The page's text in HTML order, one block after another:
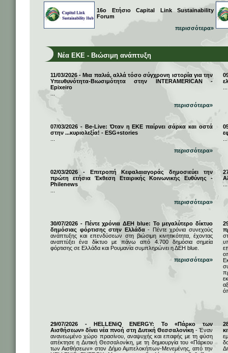
16ο Ετήσιο Capital Link Sustainability
Forum
περισσότερα»
Νέα ΕΚΕ - Βιώσιμη ανάπτυξη
11/03/2026 - Μια παλιά, αλλά τόσο σύγχρονη ιστορία για την
Υπευθυνότητα-Βιωσιμότητα στην INTERAMERICAN -
Epixeiro
περισσότερα»
07/03/2026 - Be-Live: Όταν η ΕΚΕ παίρνει σάρκα και οστά
στην ...κυριολεξία! - ESG+stories
περισσότερα»
02/03/2026 - Επιτροπή Κεφαλαιαγοράς δημοσιεύει την
πρώτη ετήσια Έκθεση Εταιρικής Κοινωνικής Ευθύνης -
Philenews
περισσότερα»
30/07/2026 - Πέντε χρόνια ΔΕΗ blue: Το μεγαλύτερο δίκτυο
δημόσιας φόρτισης στην Ελλάδα- Πέντε χρόνια συνεχούς
ανάπτυξης και επενδύσεων στη βιώσιμη κινητικότητα, έχοντας
αναπτύξει ένα δίκτυο με πάνω από 4.700 δημόσια σημεία
φόρτισης σε Ελλάδα και Ρουμανία συμπληρώνει η ΔΕΗ blue.
περισσότερα»
29/07/2026 - HELLENiQ ENERGY: Το «Πάρκο των
Αισθήσεων» δίνει νέα πνοή στη Δυτική Θεσσαλονίκη - Έναν
ανανεωμένο χώρο πρασίνου, αναψυχής και επαφής με τη φύση
απέκτησε η Δυτική Θεσσαλονίκη, με τη δημιουργία του «Πάρκου
των Αισθήσεων» στον Δήμο Αμπελοκήπων-Μενεμένης, από την